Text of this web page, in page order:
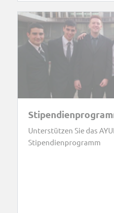
Unterstützen Sie das
Stipendienprogramm